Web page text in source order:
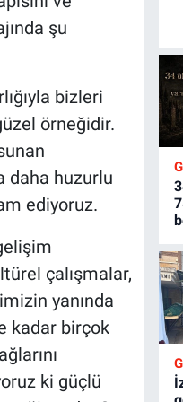
şu
bizleri
örneğidir.
daha huzurlu
ediyoruz.
çalışmalar,
yanında
kadar birçok
ki güçlü